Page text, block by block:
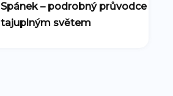
Spánek – podrobný průvodce
tajuplným světem